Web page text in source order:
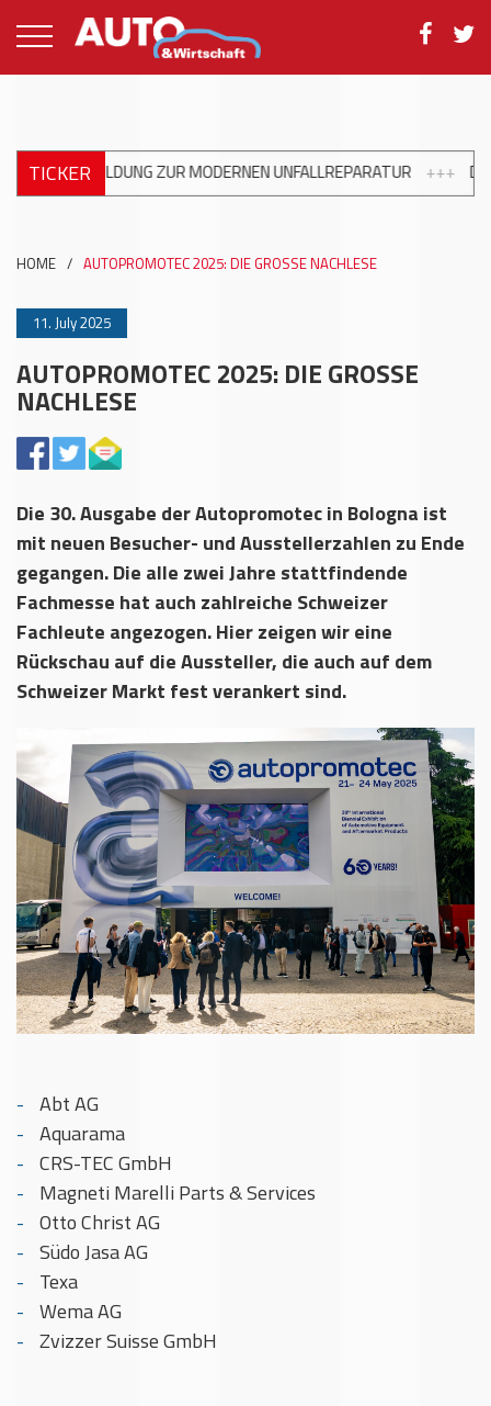
TICKER
UNFALLREPARATUR +++ DKV MOBILITY UND SHELL
HOME / AUTOPROMOTEC 2025: DIE GROSSE NACHLESE
11. July 2025
AUTOPROMOTEC 2025: DIE GROSSE
NACHLESE
Die 30. Ausgabe der Autopromotec in Bologna ist
mit neuen Besucher- und Ausstellerzahlen zu Ende
gegangen. Die alle zwei Jahre stattfindende
Fachmesse hat auch zahlreiche Schweizer
Fachleute angezogen. Hier zeigen wir eine
Rückschau auf die Aussteller, die auch auf dem
Schweizer Markt fest verankert sind.
Abt AG
Aquarama
CRS-TEC GmbH
Magneti Marelli Parts & Services
Otto Christ AG
Südo Jasa AG
Texa
Wema AG
Zvizzer Suisse GmbH